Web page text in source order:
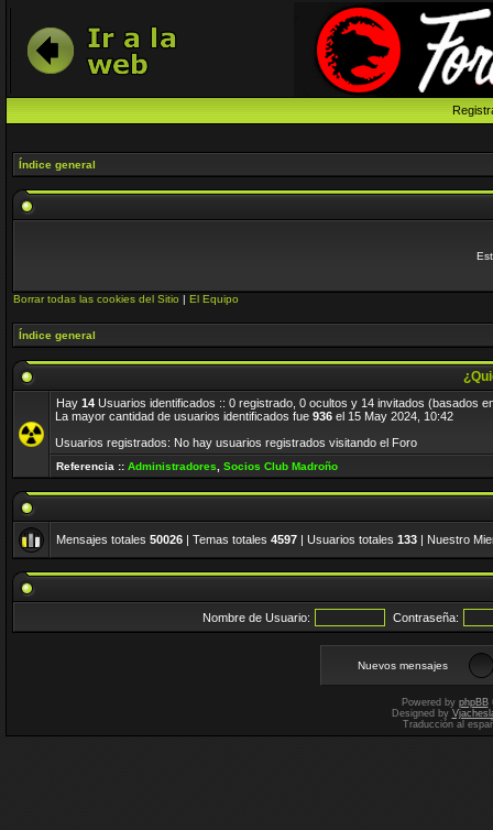
Índice general
Borrar todas las cookies del Sitio | El Equipo
Índice general
Hay 14 Usuarios identificados :: 0 registrado, 0 ocultos y 14 invitados (basados
La mayor cantidad de usuarios identificados fue 936 el 15 May 2024, 10:42
Usuarios registrados: No hay usuarios registrados visitando el Foro
Referencia :: Administradores Socios Club Madroño
Mensajes totales 50026 | Temas totales 4597 | Usuarios totales 133 | Nuestro
Nombre de Usuario: Contraseña:
Nuevos mensajes
Powered by phpBB
Designed by
Traducción al